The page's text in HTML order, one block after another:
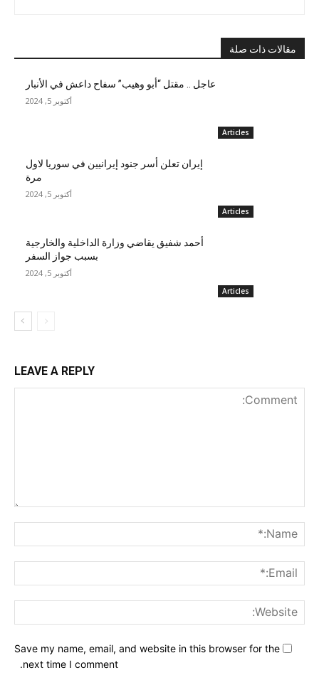
مقالات ذات صلة
Articles
عاجل .. مقتل “أبو وهيب” سفاح داعش في الأنبار
أكتوبر 5, 2024
Articles
إيران تعلن أسر جنود إيرانيين في سوريا لاول
مرة
أكتوبر 5, 2024
Articles
أحمد شفيق يقاضي وزارة الداخلية والخارجية
بسبب جواز السفر
أكتوبر 5, 2024
LEAVE A REPLY
Save my name, email, and website in this browser for the
next time I comment.